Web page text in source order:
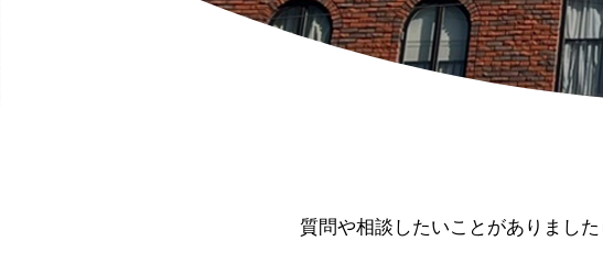
質問や相談したいことがありました